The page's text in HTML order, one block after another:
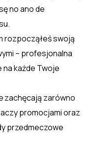
no ano de
rozpocząłeś swoją
– profesjonalna
na każde Twoje
zachęcają zarówno
promocjami oraz
przedmeczowe